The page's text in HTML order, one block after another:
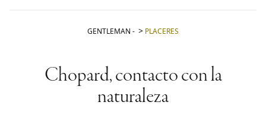
GENTLEMAN - PLACERES
Chopard, contacto con la
naturaleza